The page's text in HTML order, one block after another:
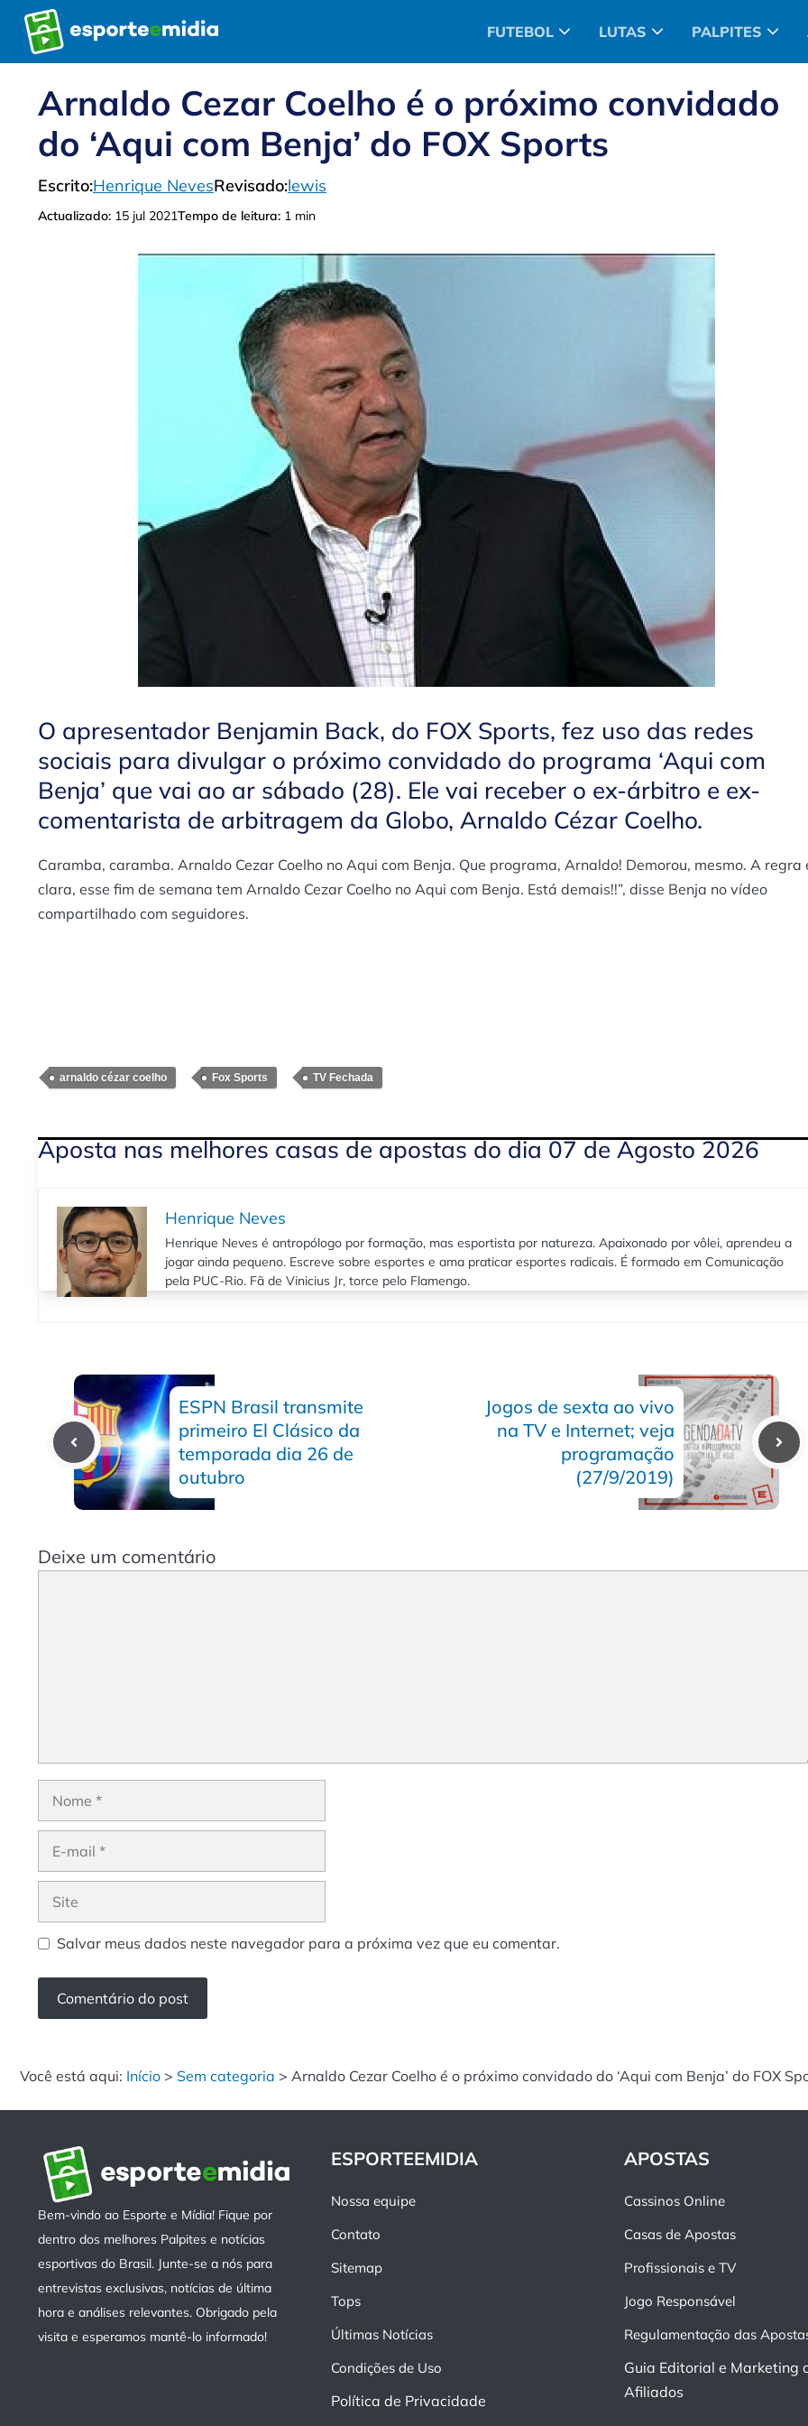
Pular
para
o
FUTEBOL LUTAS PALPITES
Arnaldo Cezar Coelho é o próximo convidado
do ‘Aqui com Benja’ do FOX Sports
Escrito:Henrique NevesRevisado:lewis
Actualizado: 15 jul 2021Tempo de leitura: 1 min
O apresentador Benjamin Back, do FOX Sports, fez uso das redes
sociais para divulgar o próximo convidado do programa ‘Aqui com
Benja’ que vai ao ar sábado (28). Ele vai receber o ex-árbitro e ex-
comentarista de arbitragem da Globo, Arnaldo Cézar Coelho.
Caramba, caramba. Arnaldo Cezar Coelho no Aqui com Benja. Que programa, Arnaldo! Demorou, mesmo. A regra
clara, esse fim de semana tem Arnaldo Cezar Coelho no Aqui com Benja. Está demais!!”, disse Benja no vídeo
compartilhado com seguidores.
arnaldo cézar coelho Fox Sports TV Fechada
Aposta nas melhores casas de apostas do dia 07 de Agosto 2026
Henrique Neves
Henrique Neves é antropólogo por formação, mas esportista por natureza. Apaixonado por vôlei, aprendeu a
jogar ainda pequeno. Escreve sobre esportes e ama praticar esportes radicais. É formado em Comunicação
pela PUC-Rio. Fã de Vinicius Jr, torce pelo Flamengo.
ESPN Brasil transmite
primeiro El Clásico da
temporada dia 26 de
outubro
Jogos de sexta ao vivo
na TV e Internet; veja
programação
(27/9/2019)
Deixe um comentário
Salvar meus dados neste navegador para a próxima vez que eu comentar.
Você está aqui: Início > Sem categoria > Arnaldo Cezar Coelho é o próximo convidado do ‘Aqui com Benja’ do FOX
Bem-vindo ao Esporte e Mídia! Fique por
dentro dos melhores Palpites e notícias
esportivas do Brasil. Junte-se a nós para
entrevistas exclusivas, notícias de última
hora e análises relevantes. Obrigado pela
visita e esperamos mantê-lo informado!
ESPORTEEMIDIA
Nossa equipe
Contato
Sitemap
Tops
Últimas Notícias
Condições de Uso
Política de Privacidade
APOSTAS
Cassinos Online
Casas de Apostas
Profissionais e TV
Jogo Responsável
Regulamentação das
Guia Editorial e Marketing
Afiliados